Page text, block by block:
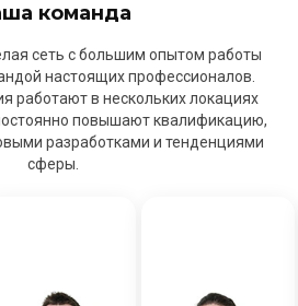
команда
сеть с большим опытом работы
настоящих профессионалов.
работают в нескольких локациях
повышают квалификацию,
разработками и тенденциями
сферы.